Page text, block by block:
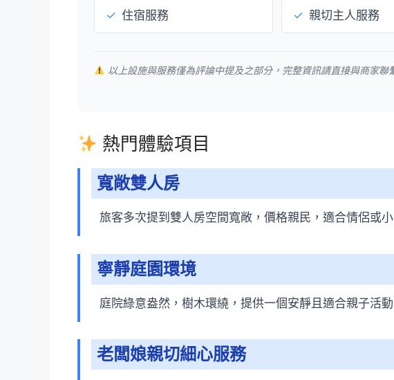
✓ 住宿服務 ✓ 親切主人服務
以上設施與服務僅為評論中提及之部分，完整資訊請直接與商家聯
熱門體驗項目
寬敞雙人房
旅客多次提到雙人房空間寬敞，價格親民，適合情侶或
寧靜庭園環境
庭院綠意盎然，樹木環繞，提供一個安靜且適合親子活
老闆娘親切細心服務